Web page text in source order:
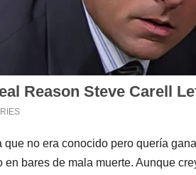
que no era conocido pero quería
en bares de mala muerte. Aunque